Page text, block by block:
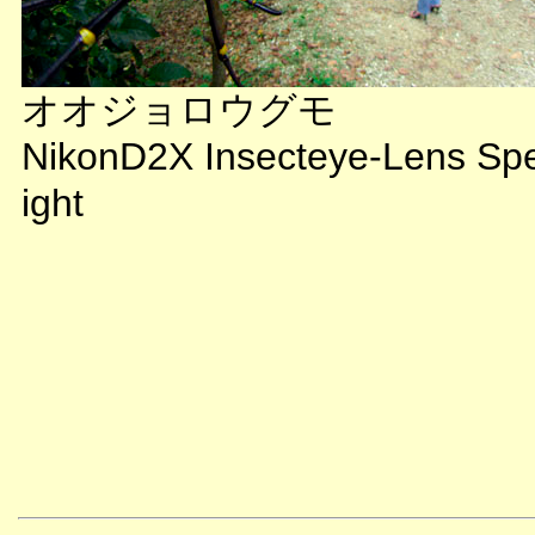
オオジョロウグモ
NikonD2X Insecteye-Lens
ight